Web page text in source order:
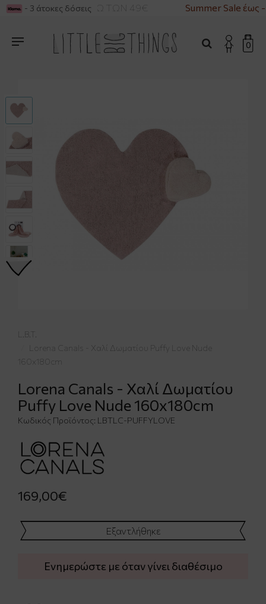
ΓΙΑ ΑΓΟΡΕΣ ΑΝΩ ΤΩΝ 49€ Summer Sale έως -
- 3 άτοκες δόσεις
0
L.B.T.
Lorena Canals - Χαλί Δωματίου Puffy Love Nude
160x180cm
Lorena Canals - Χαλί Δωματίου
Puffy Love Nude 160x180cm
Κωδικός Προϊόντος: LBTLC-PUFFYLOVE
169,00€
Εξαντλήθηκε
Ενημερώστε με όταν γίνει διαθέσιμο